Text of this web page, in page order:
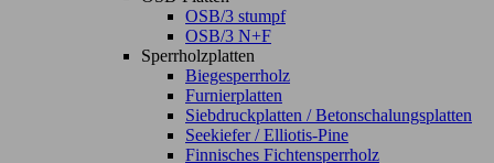
OSB/3 stumpf
OSB/3 N+F
Sperrholzplatten
Biegesperrholz
Furnierplatten
Siebdruckplatten / Betonschalungsplatten
Seekiefer / Elliotis-Pine
Finnisches Fichtensperrholz